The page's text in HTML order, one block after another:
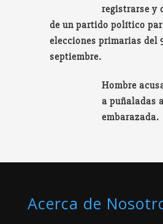
registrarse y
de un partido político
elecciones primarias del
septiembre.
Hombre
a puñaladas
embarazada.
Acerca de